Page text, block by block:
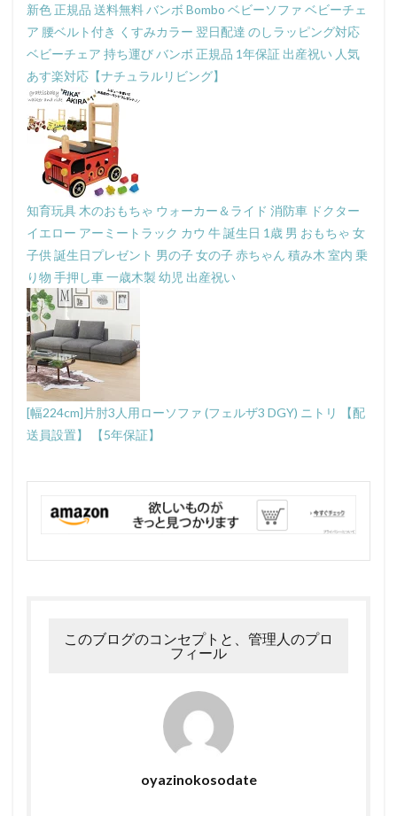
新色 正規品 送料無料 バンボ Bombo ベビーソファ ベビーチェ
ア 腰ベルト付き くすみカラー 翌日配達 のしラッピング対応
ベビーチェア 持ち運び バンボ 正規品 1年保証 出産祝い 人気
あす楽対応【ナチュラルリビング】
知育玩具 木のおもちゃ ウォーカー＆ライド 消防車 ドクター
イエロー アーミートラック カウ 牛 誕生日 1歳 男 おもちゃ 女
子供 誕生日プレゼント 男の子 女の子 赤ちゃん 積み木 室内 乗
り物 手押し車 一歳木製 幼児 出産祝い
[幅224cm]片肘3人用ローソファ (フェルザ3 DGY) ニトリ 【配
送員設置】 【5年保証】
このブログのコンセプトと、管理人のプロ
フィール
oyazinokosodate